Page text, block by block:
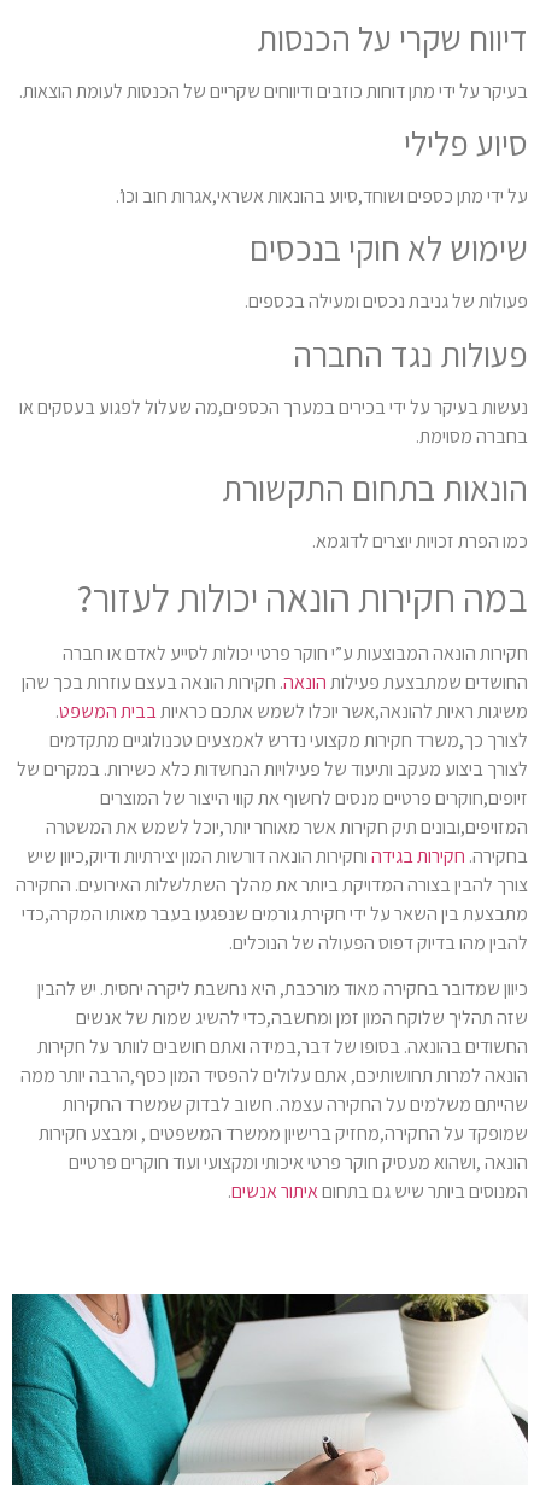
דיווח שקרי על הכנסות
בעיקר על ידי מתן דוחות כוזבים ודיווחים שקריים של הכנסות לעומת הוצאות.
סיוע פלילי
על ידי מתן כספים ושוחד,סיוע בהונאות אשראי,אגרות חוב וכו’.
שימוש לא חוקי בנכסים
פעולות של גניבת נכסים ומעילה בכספים.
פעולות נגד החברה
נעשות בעיקר על ידי בכירים במערך הכספים,מה שעלול לפגוע בעסקים או
בחברה מסוימת.
הונאות בתחום התקשורת
כמו הפרת זכויות יוצרים לדוגמא.
במה חקירות הונאה יכולות לעזור?
חקירות הונאה המבוצעות ע”י חוקר פרטי יכולות לסייע לאדם או חברה
החושדים שמתבצעת פעילותהונאה. חקירות הונאה בעצם עוזרות בכך שהן
משיגות ראיות להונאה,אשר יוכלו לשמש אתכם כראיותבבית המשפט.
לצורך כך,משרד חקירות מקצועי נדרש לאמצעים טכנולוגיים מתקדמים
לצורך ביצוע מעקב ותיעוד של פעילויות הנחשדות כלא כשירות. במקרים של
זיופים,חוקרים פרטיים מנסים לחשוף את קווי הייצור של המוצרים
המזויפים,ובונים תיק חקירות אשר מאוחר יותר,יוכל לשמש את המשטרה
בחקירה. חקירות בגידהוחקירות הונאה דורשות המון יצירתיות ודיוק,כיוון שיש
צורך להבין בצורה המדויקת ביותר את מהלך השתלשלות האירועים. החקירה
מתבצעת בין השאר על ידי חקירת גורמים שנפגעו בעבר מאותו המקרה,כדי
להבין מהו בדיוק דפוס הפעולה של הנוכלים.
כיוון שמדובר בחקירה מאוד מורכבת, היא נחשבת ליקרה יחסית. יש להבין
שזה תהליך שלוקח המון זמן ומחשבה,כדי להשיג שמות של אנשים
החשודים בהונאה. בסופו של דבר,במידה ואתם חושבים לוותר על חקירות
הונאה למרות תחושותיכם, אתם עלולים להפסיד המון כסף,הרבה יותר ממה
שהייתם משלמים על החקירה עצמה. חשוב לבדוק שמשרד החקירות
שמופקד על החקירה,מחזיק ברישיון ממשרד המשפטים , ומבצע חקירות
הונאה ,ושהוא מעסיק חוקר פרטי איכותי ומקצועי ועוד חוקרים פרטיים
המנוסים ביותר שיש גם בתחוםאיתור אנשים.